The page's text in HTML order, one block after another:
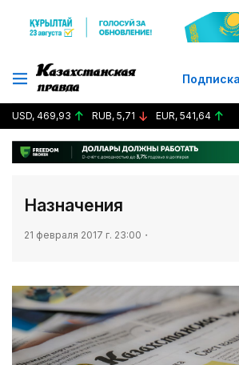
Подписка
USD, 469,93 RUB, 5,71 EUR, 541,64
​Назначения
21 февраля 2017 г. 23:00